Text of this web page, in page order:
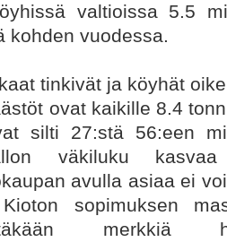
valtioissa 5.5
kohden vuodessa.
tinkivät ja köyhät
ovat kaikille 8.4
silti 27:stä 56:een
väkiluku
avulla asiaa ei
sopimuksen
merkkiä